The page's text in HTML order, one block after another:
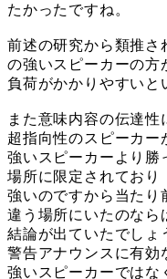
たかったですね。
前述の研究から類推さ
の強いスピーカーの方
負荷がかかりやすいと
また意味内容の伝達性
超指向性のスピーカー
強いスピーカーより勝
場所に限定されており
強いのですから当たり
違う場所にいたのなら
結論が出ていたでしょ
警告アナウンスに有効
強いスピーカーではな